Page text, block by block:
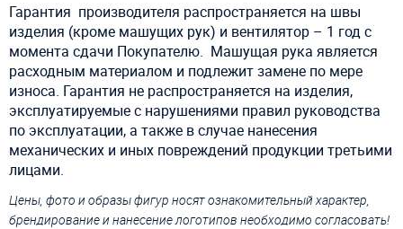
Гарантия производителя распространяется на швы
изделия (кроме машущих рук) и вентилятор – 1 год с
момента сдачи Покупателю. Машущая рука является
расходным материалом и подлежит замене по мере
износа. Гарантия не распространяется на изделия,
эксплуатируемые с нарушениями правил руководства
по эксплуатации, а также в случае нанесения
механических и иных повреждений продукции третьими
лицами.
Цены, фото и образы фигур носят ознакомительный характер,
брендирование и нанесение логотипов необходимо согласовать!